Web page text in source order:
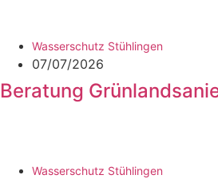
Wasserschutz Stühlingen
07/07/2026
Beratung
Wasserschutz Stühlingen